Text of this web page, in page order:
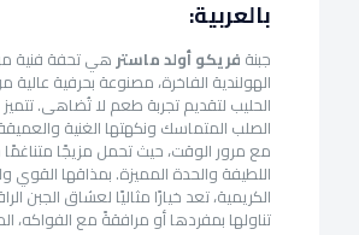
بالعربية:
جبنة فريكو أولد ماسترهي تحفة فنية
الهولندية الفاخرة، مصنوعة بحرفية عالية
الحليب لتقديم تجربة طعم لا تُضاهى.
الصلب المتماسك ونكهتها الغنية
مع مرور الوقت، حيث تحمل مزيجًا
اللطيفة والحدة المميزة. بمذاقها القوي
الكريمية، تعد خيارًا مثاليًا لعشاق الجبن
تناولها بمفردها أو مرافقةً مع الفواكه،